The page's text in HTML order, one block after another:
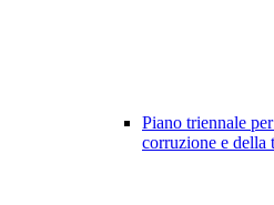
Piano triennale
corruzione e della